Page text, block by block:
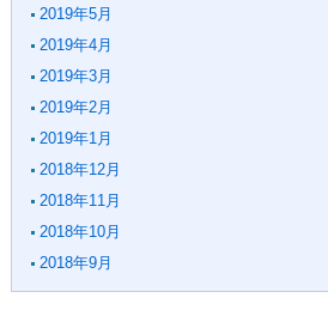
2019年5月
2019年4月
2019年3月
2019年2月
2019年1月
2018年12月
2018年11月
2018年10月
2018年9月